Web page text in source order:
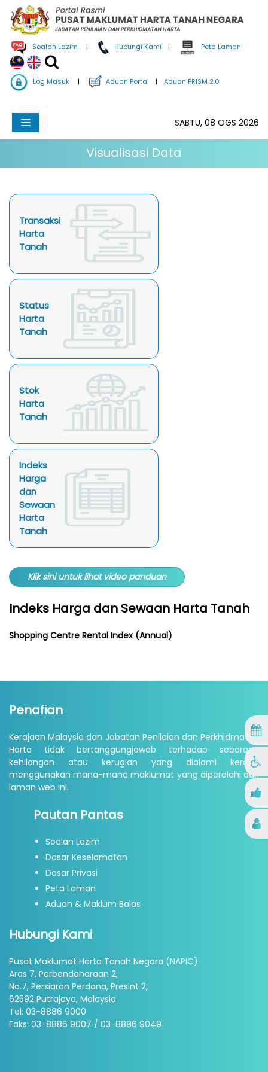
Soalan Lazim | Hubungi Kami | Peta Laman
Log Masuk | Aduan Portal | Aduan PRISM 2.0
SABTU, 08 OGS 2026
Visualisasi Data
Transaksi
Harta
Tanah
Status
Harta
Tanah
Stok
Harta
Tanah
Indeks
Harga
dan
Sewaan
Harta
Tanah
Klik sini untuk lihat video panduan
Indeks Harga dan Sewaan Harta Tanah
Shopping Centre Rental Index (Annual)
Penafian
Kerajaan Malaysia dan Jabatan Penilaian dan Perkhidmatan
Harta tidak bertanggungjawab terhadap sebarang
kehilangan atau kerugian yang dialami kerana
menggunakan mana-mana maklumat yang diperolehi dari
laman web ini.
Pautan Pantas
Soalan Lazim
Dasar Keselamatan
Dasar Privasi
Peta Laman
Aduan & Maklum Balas
Hubungi Kami
Pusat Maklumat Harta Tanah Negara (NAPIC)
Aras 7, Perbendaharaan 2,
No.7, Persiaran Perdana, Presint 2,
62592 Putrajaya, Malaysia
Tel: 03-8886 9000
Faks: 03-8886 9007 / 03-8886 9049